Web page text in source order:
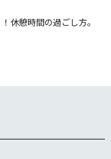
休憩時間の過ごし方。